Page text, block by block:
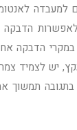
הדבקה
הדבקה
יש לצמיד
בתגובה תמשוך